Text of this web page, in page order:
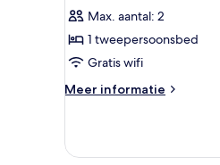
voor
Standard
Double
Room
Max. aantal: 2
1 tweepersoonsbed
Gratis wifi
Meer informatie
Meer
Double